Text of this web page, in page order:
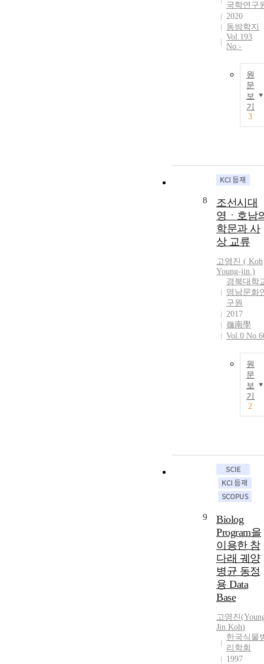
국학연구
2020
동방학지
Vol.193
No.-
원
문
보
기
3
8
조선시대
영ㆍ호남
학문과 사
상 교류
고영진 ( Koh
Young-jin )
경북대학
영남문화
구원
2017
嶺南學
Vol.0
원
문
보
기
2
9
Biolog
Program을
이용한 참
다래 궤양
병균 동정
용 Data
Base
고영진(
Jin Koh)
한국식물
리학회
1997